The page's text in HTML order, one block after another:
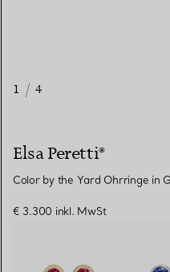
1 / 4
Elsa Peretti®
Color by the Yard Ohrringe in
€ 3.300 inkl. MwSt